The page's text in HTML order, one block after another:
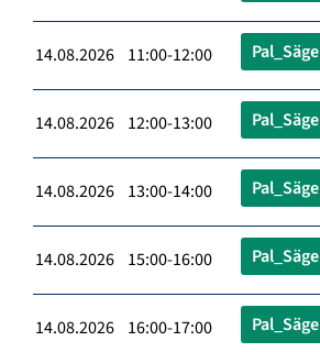
14.08.2026 11:00-12:00 Pal_Säge
14.08.2026 12:00-13:00 Pal_Säge
14.08.2026 13:00-14:00 Pal_Säge
14.08.2026 15:00-16:00 Pal_Säge
14.08.2026 16:00-17:00 Pal_Säge